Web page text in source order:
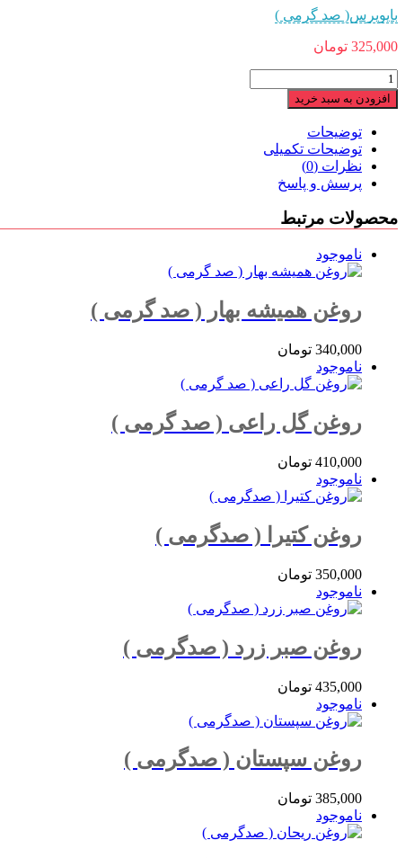
بایوپرس( صد گرمی )
325,000 تومان
روغن
هسته
آلبالو
گرمی
افزودن به سبد خرید
توضیحات
توضیحات تکمیلی
نظرات (0)
پرسش و پاسخ
محصولات مرتبط
ناموجود
روغن همیشه بهار ( صد گرمی )
340,000 تومان
ناموجود
روغن گل راعی ( صد گرمی )
410,000 تومان
ناموجود
روغن کتیرا ( صدگرمی )
350,000 تومان
ناموجود
روغن صبر زرد ( صدگرمی )
435,000 تومان
ناموجود
روغن سپستان ( صدگرمی )
385,000 تومان
ناموجود